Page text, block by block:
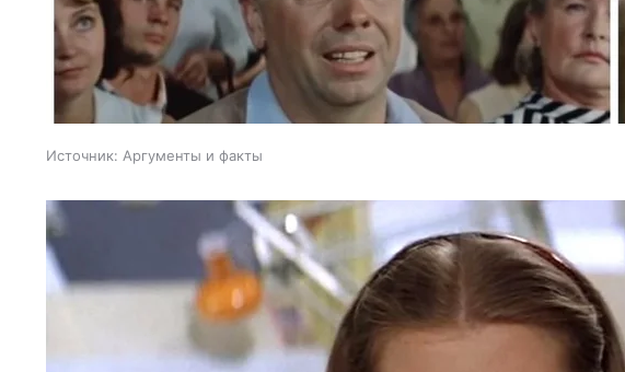
Источник: Аргументы и факты